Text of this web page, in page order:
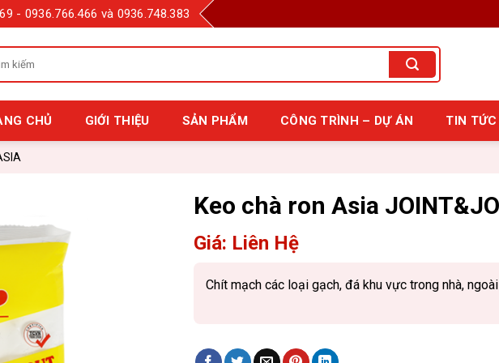
- 0936.766.466 và 0936.748.383
CHỦ GIỚI THIỆU SẢN PHẨM CÔNG TRÌNH – DỰ ÁN TIN TỨC
Keo chà ron Asia
Giá: Liên Hệ
Chít mạch các loại gạch, đá khu vực trong nhà,